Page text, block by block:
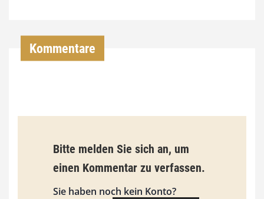
€
i
s
9
Kommentare
Bitte melden Sie sich an, um
einen Kommentar zu verfassen.
Sie haben noch kein Konto?